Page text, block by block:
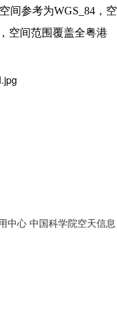
间参考为WGS_84，空
空间范围覆盖全粤港
中心 中国科学院空天信息